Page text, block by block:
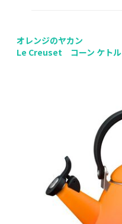
オレンジのヤカン
Le Creuset コーン ケトル